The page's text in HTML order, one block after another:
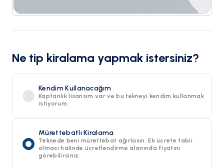
Ne tip kiralama yapmak istersiniz?
Kendim Kullanacağım
Kaptanlık lisansım var ve bu tekneyi kendim kullanmak
istiyorum.
Mürettebatlı Kiralama
Teknede beni mürettebat ağırlasın. Ek ücrete tabii
olması halinde ücretlendirme alanında fiyatını
görebilirsiniz.